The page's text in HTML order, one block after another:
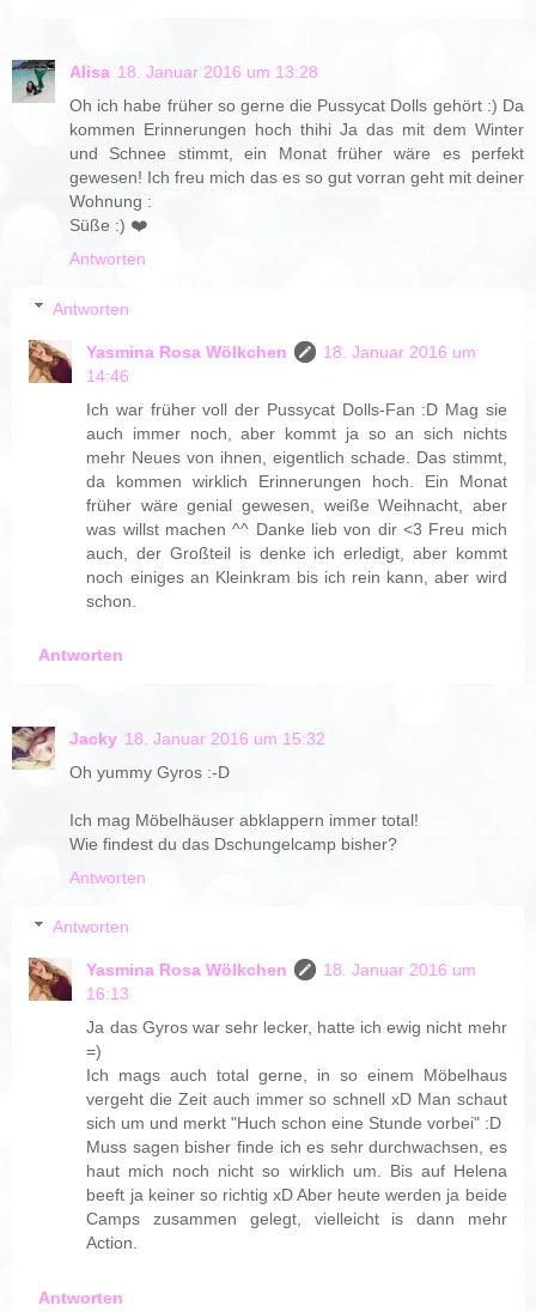
Alisa 18. Januar 2016 um 13:28
Oh ich habe früher so gerne die Pussycat Dolls gehört :) Da
kommen Erinnerungen hoch thihi Ja das mit dem Winter
und Schnee stimmt, ein Monat früher wäre es perfekt
gewesen! Ich freu mich das es so gut vorran geht mit deiner
Wohnung :
Süße :) ❤️
Antworten
Antworten
Yasmina Rosa Wölkchen
18. Januar 2016 um
14:46
Ich war früher voll der Pussycat Dolls-Fan :D Mag sie
auch immer noch, aber kommt ja so an sich nichts
mehr Neues von ihnen, eigentlich schade. Das stimmt,
da kommen wirklich Erinnerungen hoch. Ein Monat
früher wäre genial gewesen, weiße Weihnacht, aber
was willst machen ^^ Danke lieb von dir <3 Freu mich
auch, der Großteil is denke ich erledigt, aber kommt
noch einiges an Kleinkram bis ich rein kann, aber wird
schon.
Antworten
Jacky 18. Januar 2016 um 15:32
Oh yummy Gyros :-D
Ich mag Möbelhäuser abklappern immer total!
Wie findest du das Dschungelcamp bisher?
Antworten
Antworten
Yasmina Rosa Wölkchen
18. Januar 2016 um
16:13
Ja das Gyros war sehr lecker, hatte ich ewig nicht mehr
=)
Ich mags auch total gerne, in so einem Möbelhaus
vergeht die Zeit auch immer so schnell xD Man schaut
sich um und merkt "Huch schon eine Stunde vorbei" :D
Muss sagen bisher finde ich es sehr durchwachsen, es
haut mich noch nicht so wirklich um. Bis auf Helena
beeft ja keiner so richtig xD Aber heute werden ja beide
Camps zusammen gelegt, vielleicht is dann mehr
Action.
Antworten